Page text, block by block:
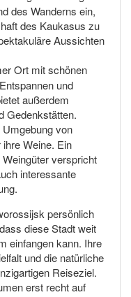
des Wanderns ein,
des Kaukasus zu
Aussichten
Ort mit schönen
und
außerdem
Gedenkstätten.
Umgebung von
Weine. Ein
verspricht
interessante
persönlich
diese Stadt weit
einfangen kann. Ihre
und die natürliche
Reiseziel.
erst recht auf